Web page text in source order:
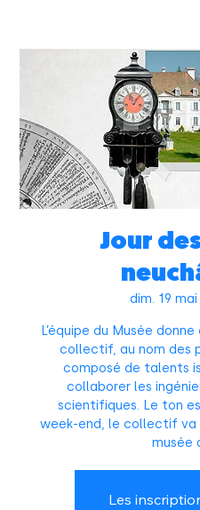
Jour
dim. 19 mai
L’équipe du Musée
collectif, au nom des
composé de talents
collaborer les
scientifiques. Le ton
week-end, le collectif va
musée
Les